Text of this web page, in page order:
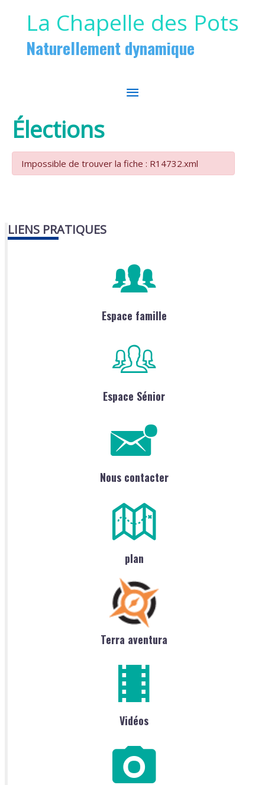
La Chapelle des Pots
Naturellement dynamique
MENU
Élections
Impossible de trouver la fiche : R14732.xml
LIENS PRATIQUES
Espace famille
Espace Sénior
Nous contacter
plan
Terra aventura
Vidéos